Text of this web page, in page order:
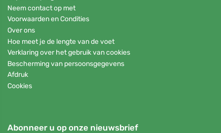
Neem contact op met
Voorwaarden en Condities
Over ons
Hoe meet je de lengte van de voet
Verklaring over het gebruik van cookies
Bescherming van persoonsgegevens
Afdruk
Cookies
Abonneer u op onze nieuwsbrief